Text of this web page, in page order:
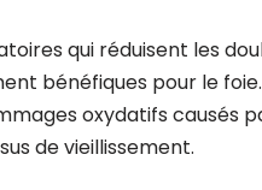
qui réduisent les
bénéfiques pour le
oxydatifs causés
de vieillissement.